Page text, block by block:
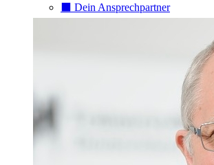
⬛️ Dein Ansprechpartner